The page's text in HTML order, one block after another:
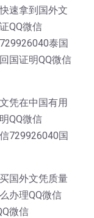
速拿到国外文
QQ微信
泰国
国证明QQ微信
凭在中国有用
QQ微信
729926040国
国外文凭质量
办理QQ微信
微信